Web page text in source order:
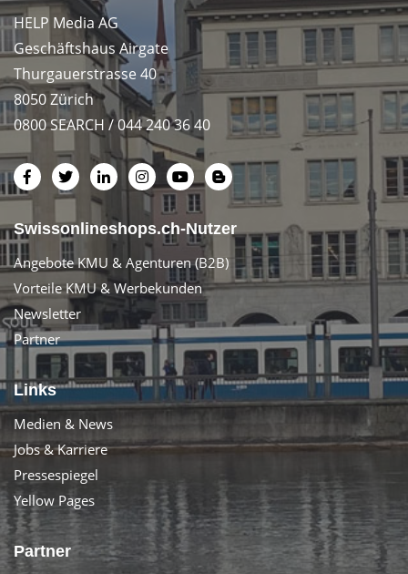
HELP Media AG
Geschäftshaus Airgate
Thurgauerstrasse 40
8050 Zürich
0800 SEARCH / 044 240 36 40
Swissonlineshops.ch-Nutzer
Angebote KMU & Agenturen (B2B)
Vorteile KMU & Werbekunden
Newsletter
Partner
Links
Medien & News
Jobs & Karriere
Pressespiegel
Yellow Pages
Partner